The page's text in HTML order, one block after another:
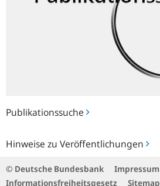
Publikationssuche
Hinweise zu Veröffentlichungen
zu
© Deutsche Bundesbank
Impressum
Informationsfreiheitsgesetz
Sitemap